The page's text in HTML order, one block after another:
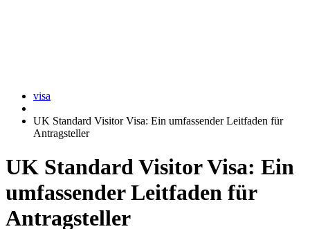
visa
UK Standard Visitor Visa: Ein umfassender Leitfaden für
Antragsteller
UK Standard Visitor Visa: Ein
umfassender Leitfaden für
Antragsteller